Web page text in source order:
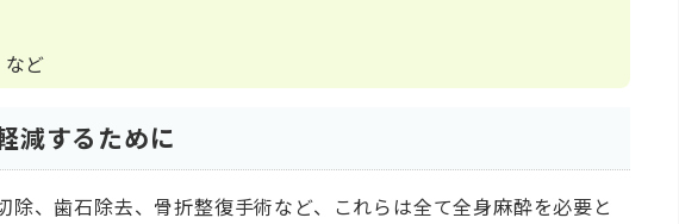
ど
減するために
除、歯石除去、骨折整復手術など、これらは全て全身麻酔を必要と